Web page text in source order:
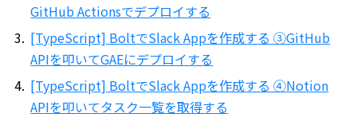
GitHub Actionsでデプロイする
[TypeScript] BoltでSlack Appを作成する ③GitHub
APIを叩いてGAEにデプロイする
[TypeScript] BoltでSlack Appを作成する ④Notion
APIを叩いてタスク一覧を取得する